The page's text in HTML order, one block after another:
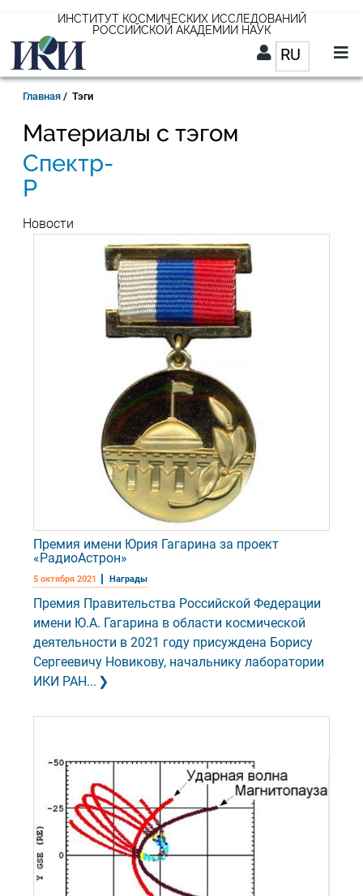
основному
содержанию
ИНСТИТУТ КОСМИЧЕСКИХ ИССЛЕДОВАНИЙ
РОССИЙСКОЙ АКАДЕМИИ НАУК
RUСписок
RU
Строка
навигации
Главная Тэги
Материалы с тэгом
Спектр-
Р
Новости
Премия имени Юрия Гагарина за проект
«РадиоАстрон»
5 октября 2021 Награды
Премия Правительства Российской Федерации
имени Ю.А. Гагарина в области космической
деятельности в 2021 году присуждена Борису
Сергеевичу Новикову, начальнику лаборатории
ИКИ РАН...